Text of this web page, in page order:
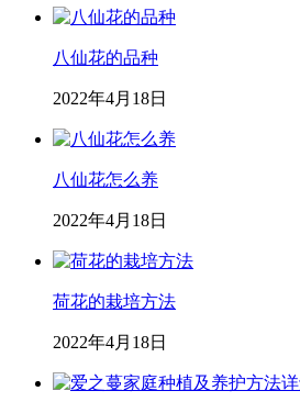
八仙花的品种
2022年4月18日
八仙花怎么养
2022年4月18日
荷花的栽培方法
2022年4月18日